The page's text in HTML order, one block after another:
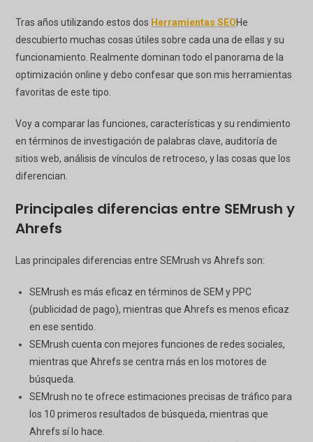
Tras años utilizando estos dos Herramientas SEOHe
descubierto muchas cosas útiles sobre cada una de ellas y su
funcionamiento. Realmente dominan todo el panorama de la
optimización online y debo confesar que son mis herramientas
favoritas de este tipo.
Voy a comparar las funciones, características y su rendimiento
en términos de investigación de palabras clave, auditoría de
sitios web, análisis de vínculos de retroceso, y las cosas que los
diferencian.
Principales diferencias entre SEMrush y
Ahrefs
Las principales diferencias entre SEMrush vs Ahrefs son:
SEMrush es más eficaz en términos de SEM y PPC
(publicidad de pago), mientras que Ahrefs es menos eficaz
en ese sentido.
SEMrush cuenta con mejores funciones de redes sociales,
mientras que Ahrefs se centra más en los motores de
búsqueda.
SEMrush no te ofrece estimaciones precisas de tráfico para
los 10 primeros resultados de búsqueda, mientras que
Ahrefs sí lo hace.